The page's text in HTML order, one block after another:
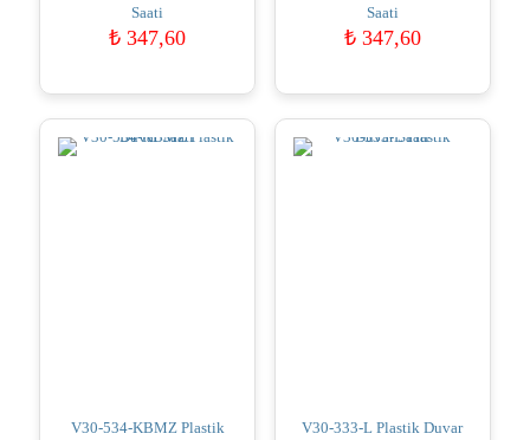
Saati
₺ 347,60
Saati
₺347,60
V30-534-KBMZ Plastik
V30-333-L Plastik Duvar